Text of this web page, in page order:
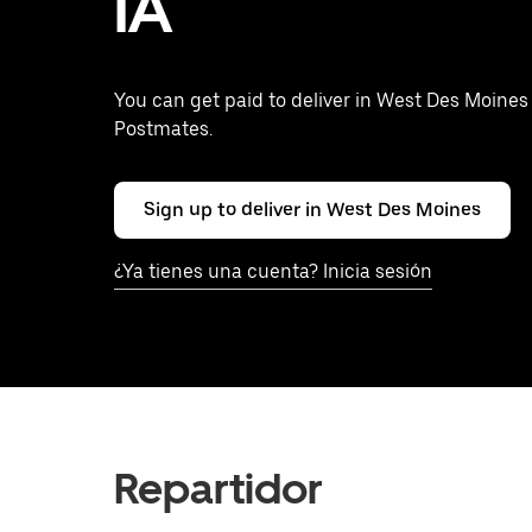
You can get paid to deliver in West Des
Postmates.
Sign up to deliver in West Des Moines
¿Ya tienes una cuenta? Inicia sesión
Repartidor